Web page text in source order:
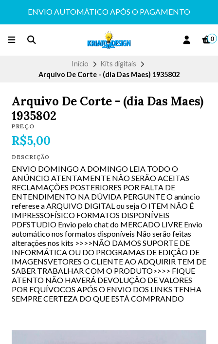
ENVIO AUTOMÁTICO APÓS O PAGAMENTO
0
Início
Kits digitais
Arquivo De Corte - (dia Das Maes) 1935802
Arquivo De Corte - (dia Das Maes)
1935802
PREÇO
R$5,00
DESCRIÇÃO
ENVIO DOMINGO A DOMINGO LEIA TODO O
ANÚNCIO ATENTAMENTE NÃO SERÃO ACEITAS
RECLAMAÇÕES POSTERIORES POR FALTA DE
ENTENDIMENTO NA DÚVIDA PERGUNTE O anúncio
referese a ARQUIVO DIGITAL ou seja O ITEM NÃO É
IMPRESSOFÍSICO FORMATOS DISPONÍVEIS
PDFSTUDIO Envio pelo chat do MERCADO LIVRE Envio
automático nos formatos disponíveis Não serão feitas
alterações nos kits >>>>NÃO DAMOS SUPORTE DE
INFORMÁTICA OU DO PROGRAMAS DE EDIÇÃO DE
IMAGENSVETORES O CLIENTE AO ADQUIRIR TEM DE
SABER TRABALHAR COM O PRODUTO>>>> FIQUE
ATENTO NÃO HAVERÁ DEVOLUÇÃO DE VALORES
POR EQUÍVOCOS APÓS O ENVIO DOS LINKS TENHA
SEMPRE CERTEZA DO QUE ESTÁ COMPRANDO